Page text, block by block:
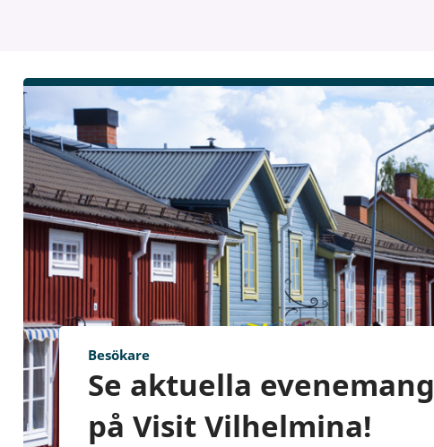
Besökare
Se aktuella evenemang
på Visit Vilhelmina!